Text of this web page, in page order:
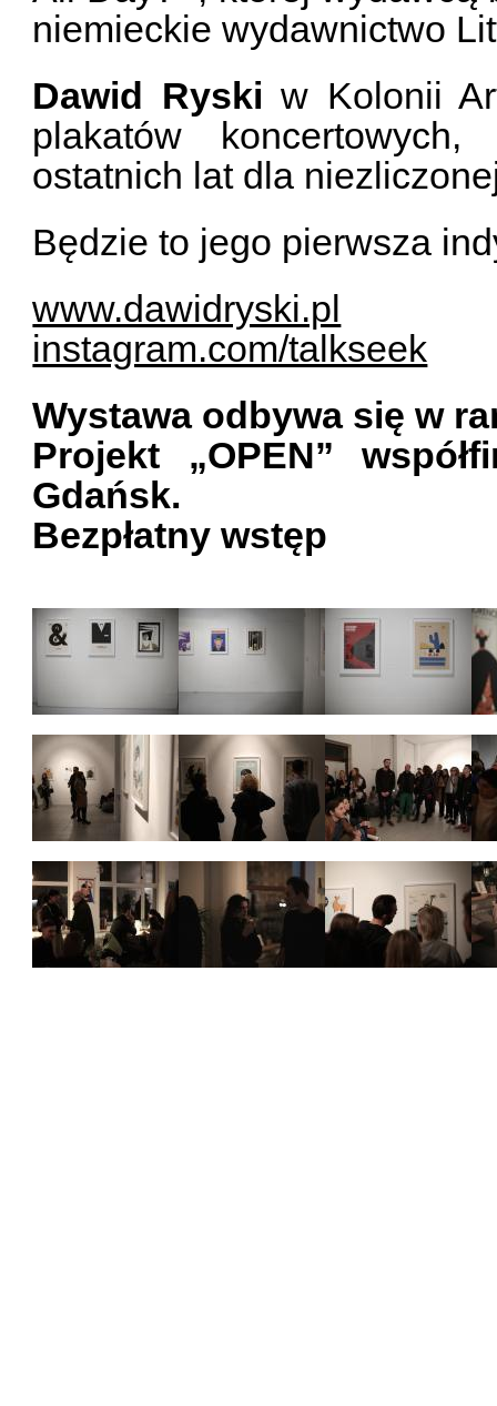
niemieckie wydawnictwo
Dawid Ryski w Kolonii
plakatów
ostatnich lat dla
Będzie to jego pierwsza
www.dawidryski.pl
instagram.com/talkseek
Wystawa odbywa się w
Projekt „OPEN”
Gdańsk.
Bezpłatny wstęp